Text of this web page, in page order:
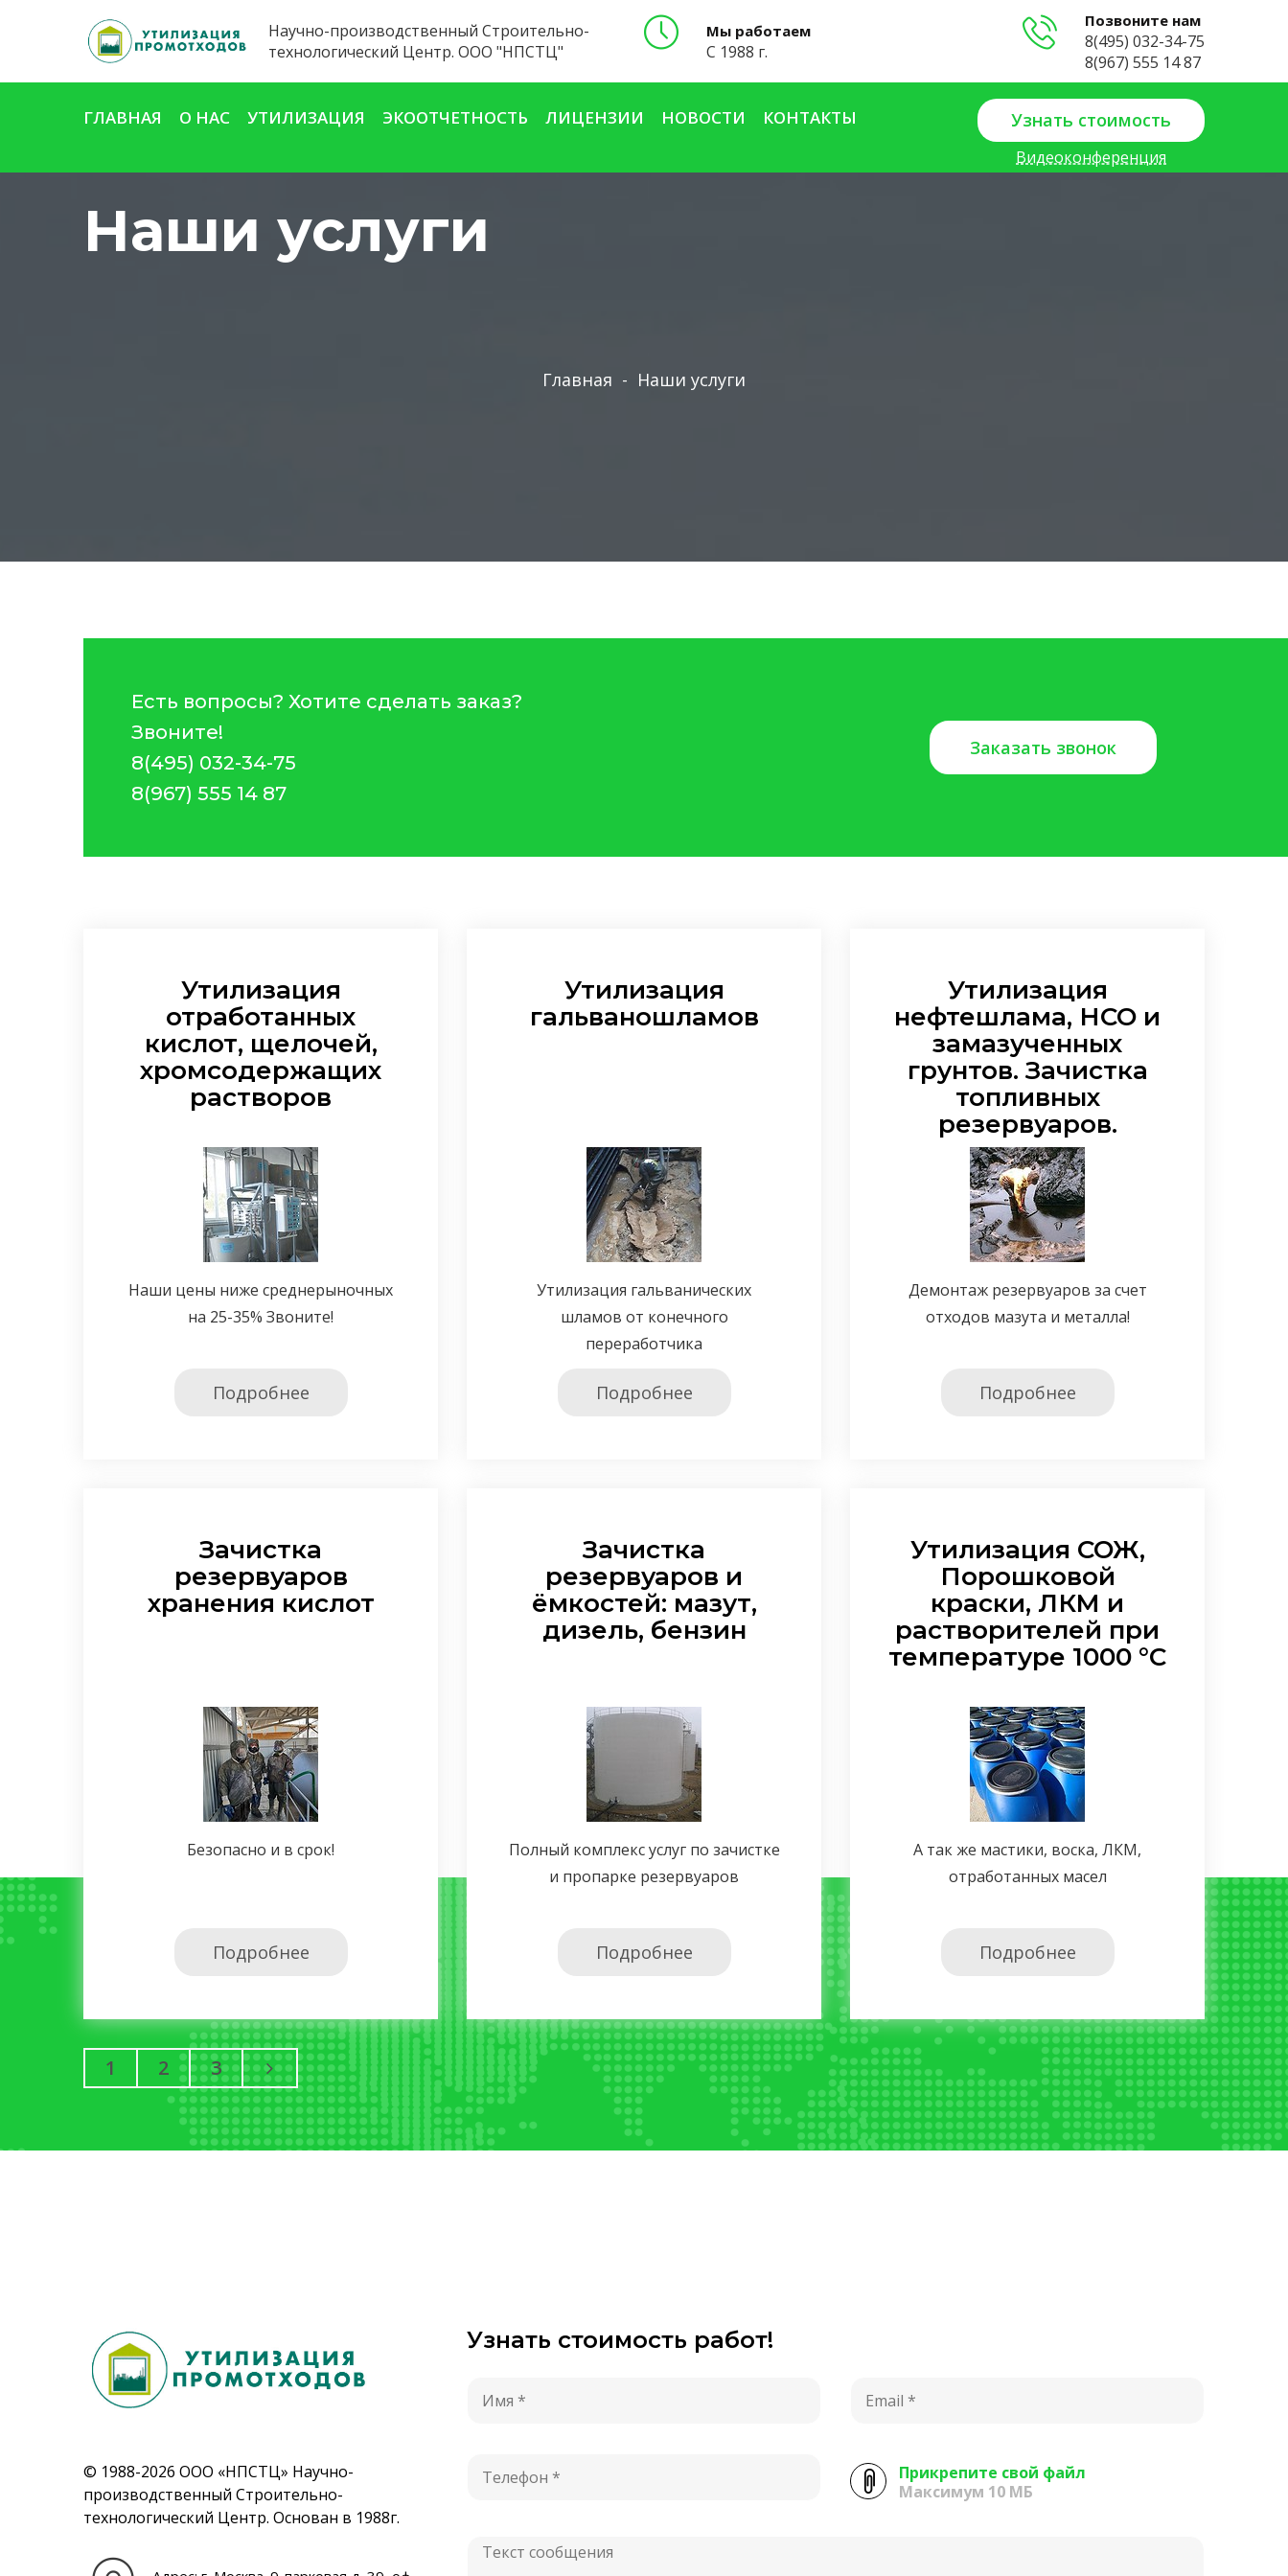
Научно-производственный Строительно-
технологический Центр. ООО "НПСТЦ"
Мы работаем
С 1988 г.
Позвоните нам
8(495) 032-34-75
8(967) 555 14 87
Узнать стоимость
Видеоконференция
ГЛАВНАЯ О НАС УТИЛИЗАЦИЯ ЭКООТЧЕТНОСТЬ ЛИЦЕНЗИИ НОВОСТИ КОНТАКТЫ
Наши услуги
Главная - Наши услуги
Есть вопросы? Хотите сделать заказ?
Звоните!
8(495) 032-34-75
8(967) 555 14 87
Заказать звонок
Утилизация
отработанных
кислот, щелочей,
хромсодержащих
растворов
Наши цены ниже среднерыночных
на 25-35% Звоните!
Подробнее
Утилизация
гальваношламов
Утилизация гальванических
шламов от конечного
переработчика
Подробнее
Утилизация
нефтешлама, НСО и
замазученных
грунтов. Зачистка
топливных
резервуаров.
Демонтаж резервуаров за счет
отходов мазута и металла!
Подробнее
Зачистка
резервуаров
хранения кислот
Безопасно и в срок!
Подробнее
Зачистка
резервуаров и
ёмкостей: мазут,
дизель, бензин
Полный комплекс услуг по зачистке
и пропарке резервуаров
Подробнее
Утилизация СОЖ,
Порошковой
краски, ЛКМ и
растворителей при
температуре 1000 °С
А так же мастики, воска, ЛКМ,
отработанных масел
Подробнее
1 2 3
© 1988-2026 ООО «НПСТЦ» Научно-
производственный Строительно-
технологический Центр. Основан в 1988г.
Узнать стоимость работ!
Прикрепите свой файл
Максимум 10 МБ